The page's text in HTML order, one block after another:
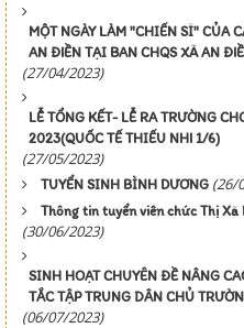
MỘT NGÀY LÀM "CHIẾN SĨ" CỦA
AN ĐIỀN TẠI BAN CHQS XÃ AN
(27/04/2023)
LỄ TỔNG KẾT- LỄ RA TRƯỜNG
2023(QUỐC TẾ THIẾU NHI 1/6)
(27/05/2023)
TUYỂN SINH BÌNH DƯƠNG (26/
Thông tin tuyển viên chức Thị
(30/06/2023)
SINH HOẠT CHUYÊN ĐỀ NÂNG
TẮC TẬP TRUNG DÂN CHỦ
(06/07/2023)